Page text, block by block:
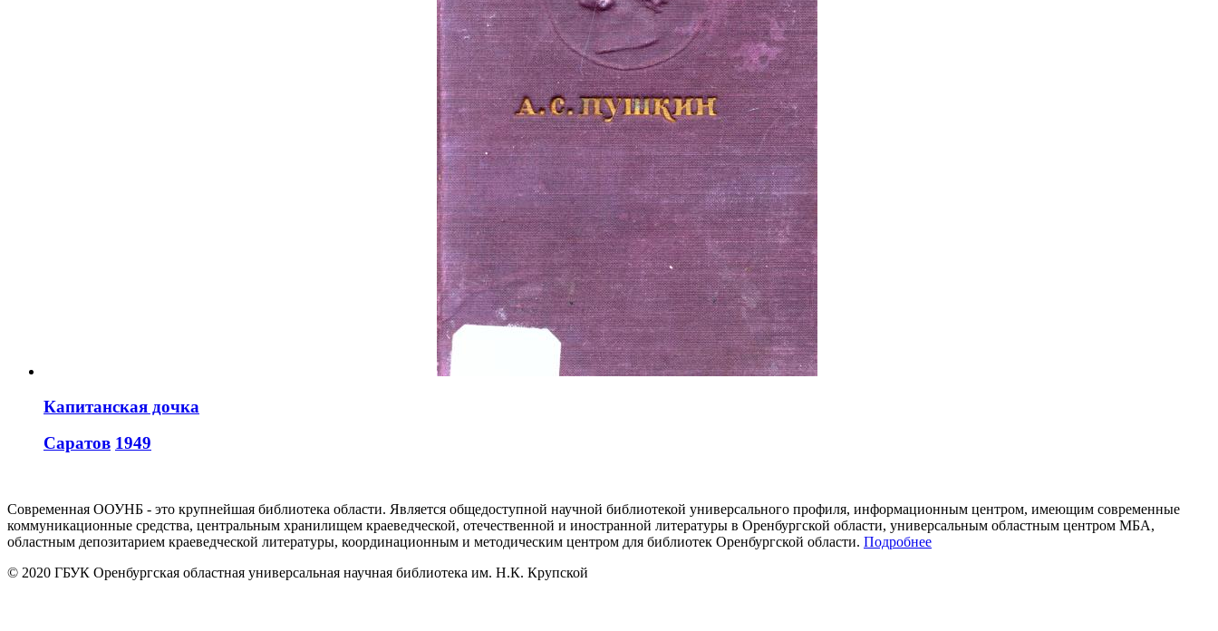
Капитанская дочка
Саратов 1949
Современная ООУНБ - это крупнейшая библиотека области. Является общедоступной научной библиотекой универсального профиля, информационным центром, имеющим современные
коммуникационные средства, центральным хранилищем краеведческой, отечественной и иностранной литературы в Оренбургской области, универсальным областным центром МБА,
областным депозитарием краеведческой литературы, координационным и методическим центром для библиотек Оренбургской области. Подробнее
© 2020 ГБУК Оренбургская областная универсальная научная библиотека им. Н.К. Крупской